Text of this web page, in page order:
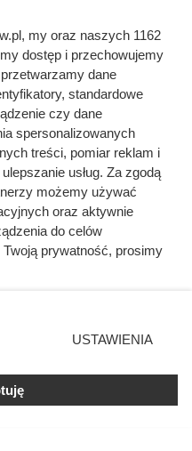
my oraz naszych 1162
dostęp i przechowujemy
dane
standardowe
czy dane
spersonalizowanych
treści, pomiar reklam i
usług. Za zgodą
możemy używać
oraz aktywnie
do celów
prywatność, prosimy
dolnym rogu strony
danych nie wymagają
sprzeciwić się
będą miały
USTAWIENIA